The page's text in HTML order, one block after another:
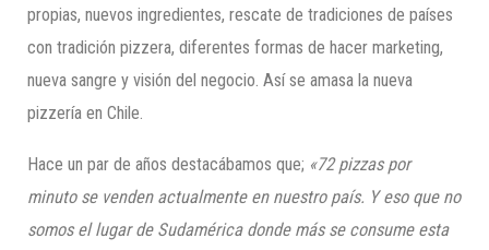
propias, nuevos ingredientes, rescate de tradiciones de países
con tradición pizzera, diferentes formas de hacer marketing,
nueva sangre y visión del negocio. Así se amasa la nueva
pizzería en Chile.
Hace un par de años destacábamos que; «72 pizzas por
minuto se venden actualmente en nuestro país. Y eso que no
somos el lugar de Sudamérica donde más se consume esta